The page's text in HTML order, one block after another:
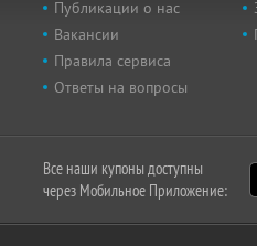
Публикации о нас
Вакансии
Правила сервиса
Ответы на вопросы
Все наши купоны доступны
через Мобильное Приложение: